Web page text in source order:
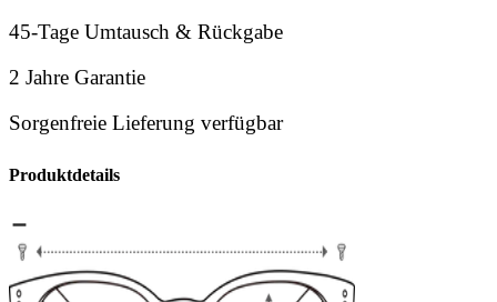
45-Tage Umtausch & Rückgabe
2 Jahre Garantie
Sorgenfreie Lieferung verfügbar
Produktdetails